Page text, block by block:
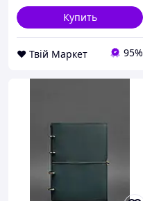
Купить
❤️ Твій Маркет 95%